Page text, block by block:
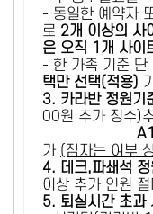
- 동일한 예약자
로 2개 이상의 사
은 오직 1개 사이
- 한 가족 기준 단
택만 선택(적용)
3. 카라반 정원기
00원 추가 징수)
A1,A2
가 (잠자는 여부
4. 데크,파쇄석
이상 추가 인원
5. 퇴실시간 초과